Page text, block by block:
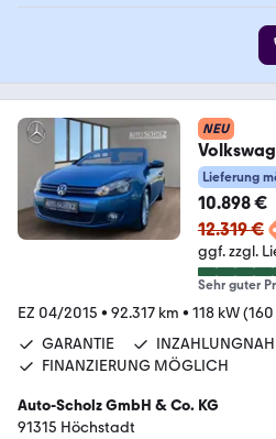
NEU
PARK
Lieferung
10.898 €
12.319 €
ggf. zzgl.
Sehr guter
EZ 04/2015 • 92.317 km • 118 kW (160
GARANTIE
FINANZIERUNG MÖGLICH
Auto-Scholz GmbH & Co. KG
91315 Höchstadt